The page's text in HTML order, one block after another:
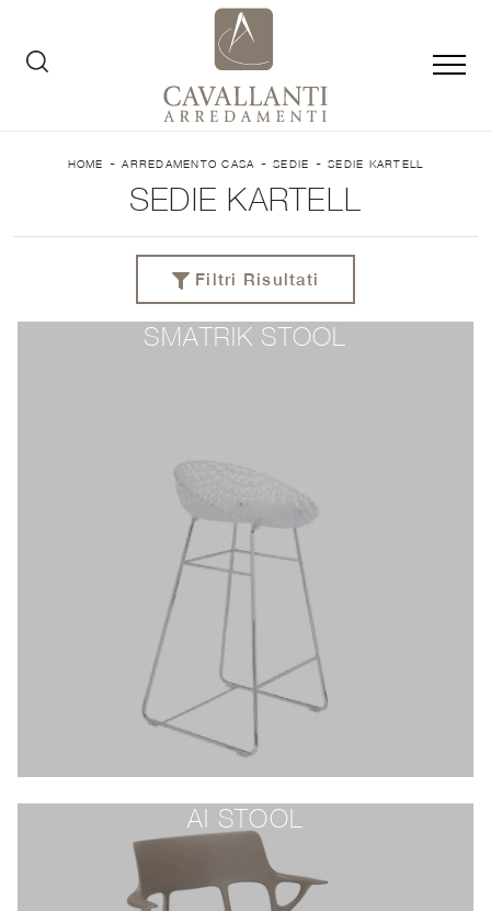
HOME -ARREDAMENTO CASA -SEDIE -SEDIE KARTELL
SEDIE KARTELL
Filtri Risultati
SMATRIK STOOL
AI STOOL